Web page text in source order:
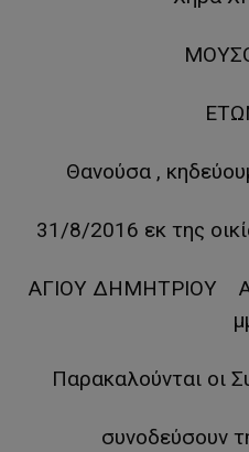
Θανούσα ,
31/8/2016 εκ της
ΑΓΙΟΥ ΔΗΜΗΤΡΙΟΥ
Παρακαλούνται οι
συνοδεύσουν